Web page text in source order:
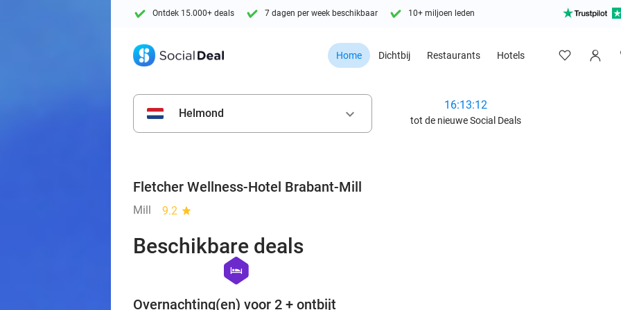
Ontdek 15.000+ deals 7 dagen per week beschikbaar 10+ miljoen leden
Home Dichtbij Restaurants Hotels
Helmond keyboard_arrow_down
16:13:11
tot de nieuwe Social Deals
Fletcher Wellness-Hotel Brabant-Mill
Mill 9.2 star
Beschikbare deals
hexagon
hotel
Overnachting(en) voor 2 + ontbijt